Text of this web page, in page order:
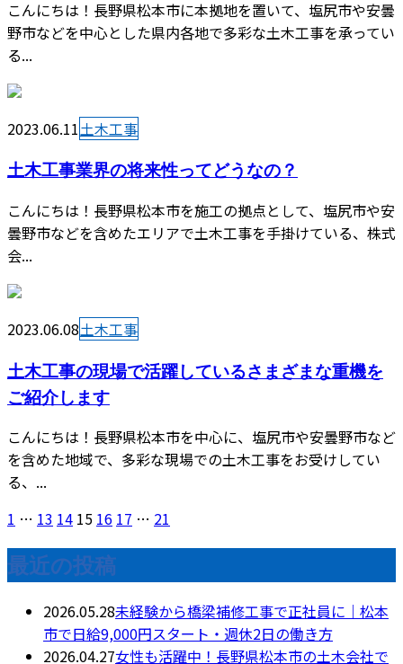
こんにちは！長野県松本市に本拠地を置いて、塩尻市や安曇
野市などを中心とした県内各地で多彩な土木工事を承ってい
る...
2023.06.11土木工事
土木工事業界の将来性ってどうなの？
こんにちは！長野県松本市を施工の拠点として、塩尻市や安
曇野市などを含めたエリアで土木工事を手掛けている、株式
会...
2023.06.08土木工事
土木工事の現場で活躍しているさまざまな重機を
ご紹介します
こんにちは！長野県松本市を中心に、塩尻市や安曇野市など
を含めた地域で、多彩な現場での土木工事をお受けしてい
る、...
1 … 13 14 15 16 17 … 21
最近の投稿
2026.05.28未経験から橋梁補修工事で正社員に｜松本
市で日給9,000円スタート・週休2日の働き方
2026.04.27女性も活躍中！長野県松本市の土木会社で